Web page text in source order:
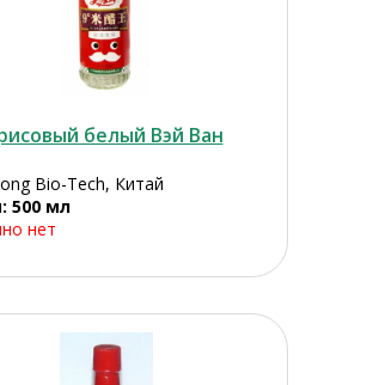
белый Вэй Ван
Bio-Tech, Китай
500 мл
нет